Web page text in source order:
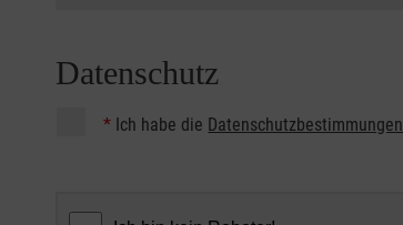
Datenschutz
* Ich habe die Datenschutzbestimmungen